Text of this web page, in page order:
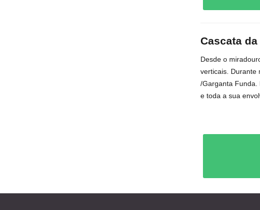
Cascata
Desde o
verticais. Durante
/Garganta Funda.
e toda a sua